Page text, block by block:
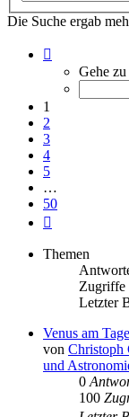
Die Suche ergab
von
Gehe zu
1
2
3
4
5
…
50
Themen
Zugriffe
Letzter
Venus am
von Christoph
und
0
100